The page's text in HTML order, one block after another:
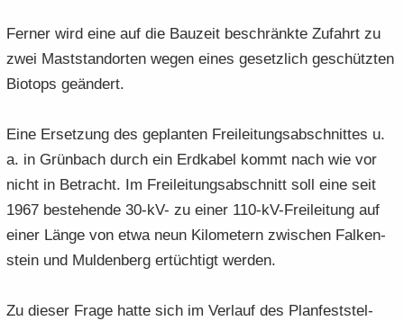
Fer­ner wird eine auf die Bau­zeit be­schränk­te Zu­fahrt zu
zwei Mast­stand­or­ten wegen eines ge­setz­lich ge­schütz­ten
Bio­tops ge­än­dert.
Eine Er­set­zung des ge­plan­ten Frei­lei­tungs­ab­schnit­tes u.
a. in Grün­bach durch ein Erd­ka­bel kommt nach wie vor
nicht in Be­tracht. Im Frei­lei­tungs­ab­schnitt soll eine seit
1967 be­stehen­de 30-kV- zu einer 110-​kV-Freileitung auf
einer Länge von etwa neun Ki­lo­me­tern zwi­schen Fal­ken­
stein und Mul­den­berg er­tüch­tigt wer­den.
Zu die­ser Frage hatte sich im Ver­lauf des Plan­fest­stel­